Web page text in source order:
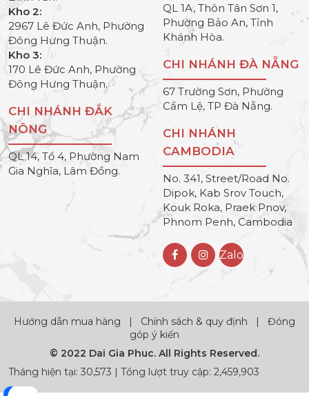
Kho 2:
2967 Lê Đức Anh, Phường
Đông Hưng Thuận.
Kho 3:
170 Lê Đức Anh, Phường
Đông Hưng Thuận.
CHI NHÁNH ĐẮK
NÔNG
QL 14, Tổ 4, Phường Nam
Gia Nghĩa, Lâm Đồng.
QL 1A, Thôn Tân Sơn 1,
Phường Bảo An, Tỉnh
Khánh Hòa.
CHI NHÁNH ĐÀ NẴNG
67 Trường Sơn, Phường
Cẩm Lệ, TP Đà Nẵng.
CHI NHÁNH
CAMBODIA
No. 341, Street/Road No.
Dipok, Kab Srov Touch,
Kouk Roka, Praek Pnov,
Phnom Penh, Cambodia
Zalo
Hướng dẫn mua hàng | Chính sách & quy định | Đóng
góp ý kiến
© 2022 Dai Gia Phuc. All Rights Reserved.
Tháng hiện tại: 30,573 | Tổng lượt truy cập: 2,459,903